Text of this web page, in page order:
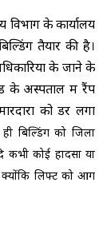
के कार्यालय
तैयार की है।
के जाने के
के अस्पताल में रैंप
को डर लगा
बिल्डिंग को जिला
कभी कोई हादसा या
क्योंकि लिफ्ट को आग